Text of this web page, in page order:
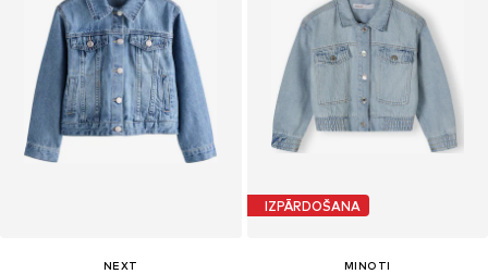
NEXT
IZPĀRDOŠANA
MINOTI